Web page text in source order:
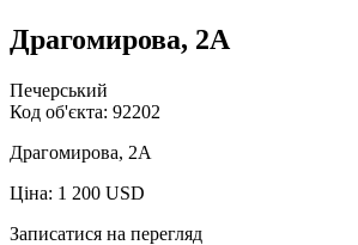
Драгомирова, 2А
Печерський
Код об'єкта: 92202
Драгомирова, 2А
Ціна: 1 200 USD
Записатися на перегляд